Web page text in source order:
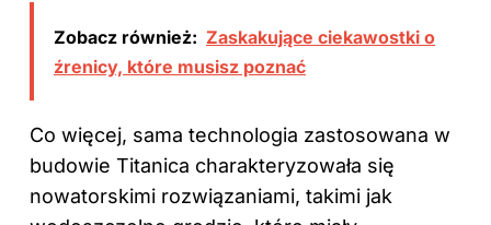
Zobacz również: Zaskakujące ciekawostki o
źrenicy, które musisz poznać
Co więcej, sama technologia zastosowana w
budowie Titanica charakteryzowała się
nowatorskimi rozwiązaniami, takimi jak